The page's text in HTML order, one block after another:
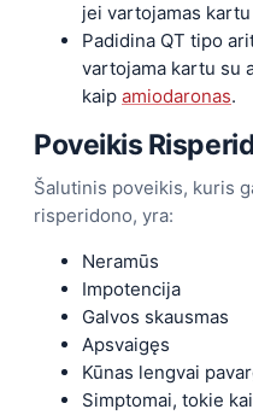
jei vartojamas
Padidina QT tipo
vartojama kartu su
kaip amiodaronas.
Poveikis
Šalutinis poveikis, kuris
risperidono, yra:
Neramūs
Impotencija
Galvos skausmas
Apsvaigęs
Kūnas lengvai
Simptomai, tokie